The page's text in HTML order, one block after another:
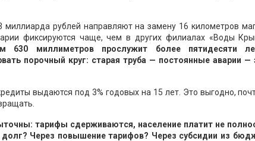
миллиарда рублей направляют на замену 16 километров
фиксируются чаще, чем в других филиалах «Воды
630 миллиметров прослужит более пятидесяти
порочный круг: старая труба — постоянные аварии —
выдаются под 3% годовых на 15 лет. Это выгодно,
тарифы сдерживаются, население платит не
долг? Через повышение тарифов? Через субсидии из